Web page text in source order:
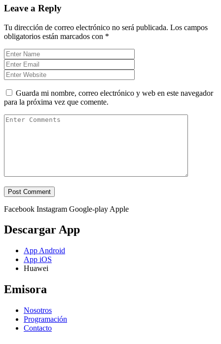
Leave a Reply
Tu dirección de correo electrónico no será publicada. Los campos
obligatorios están marcados con *
Guarda mi nombre, correo electrónico y web en este navegador
para la próxima vez que comente.
Facebook Instagram Google-play Apple
Descargar App
App Android
App iOS
Huawei
Emisora
Nosotros
Programación
Contacto